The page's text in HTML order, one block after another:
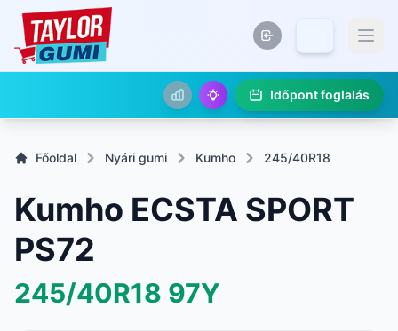
Időpont foglalás
Főoldal Nyári gumi Kumho 245/40R18
Kumho ECSTA SPORT
PS72
245/40R18 97Y